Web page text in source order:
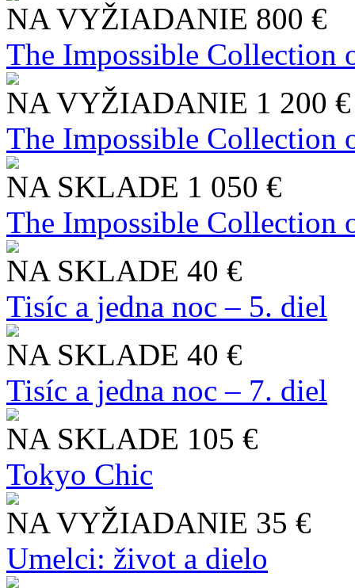
NA VYŽIADANIE 800 €
The Impossible Collection
NA VYŽIADANIE 1 200 €
The Impossible Collection
NA SKLADE 1 050 €
The Impossible Collection
NA SKLADE 40 €
Tisíc a jedna noc – 5. diel
NA SKLADE 40 €
Tisíc a jedna noc – 7. diel
NA SKLADE 105 €
Tokyo Chic
NA VYŽIADANIE 35 €
Umelci: život a dielo